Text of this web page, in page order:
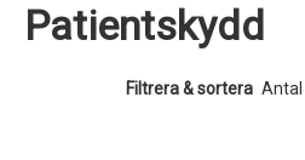
Patientskydd
Filtrera & sortera Antal